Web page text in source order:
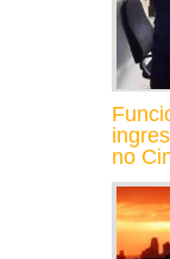
no